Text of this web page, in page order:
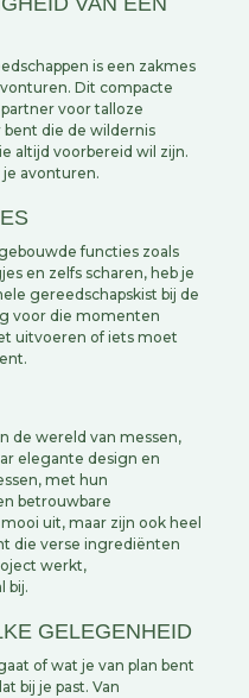
is een zakmes
Dit compacte
voor talloze
bent die de wildernis
altijd voorbereid wil zijn.
je avonturen.
functies zoals
en zelfs scharen, heb je
gereedschapskist bij de
voor die momenten
uitvoeren of iets moet
de wereld van messen,
elegante design en
met hun
betrouwbare
uit, maar zijn ook heel
die verse ingrediënten
werkt,
bij.
GELEGENHEID
of wat je van plan bent
bij je past. Van